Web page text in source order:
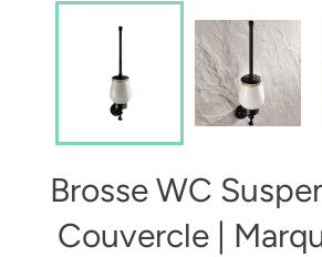
Brosse WC
Couvercle |